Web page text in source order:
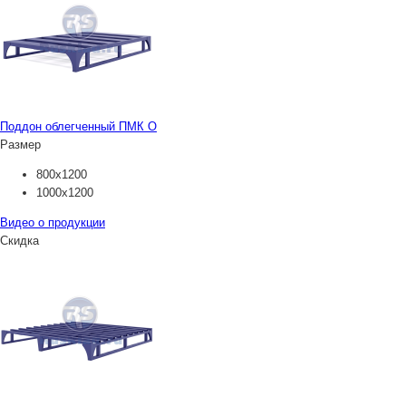
Поддон облегченный ПМК О
Размер
800х1200
1000х1200
Видео о продукции
Скидка